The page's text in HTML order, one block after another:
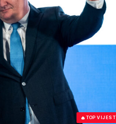
🔥TOP VIJEST